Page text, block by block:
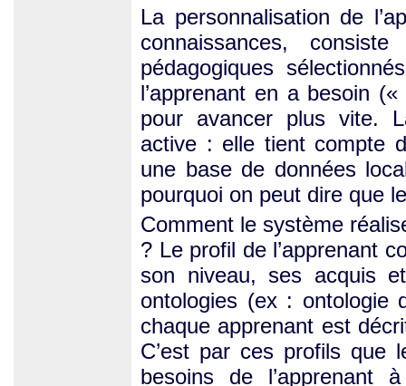
La personnalisation de
connaissances,
pédagogiques
l’apprenant en a besoin
pour avancer plus vite.
active : elle tient compte
une base de données
pourquoi on peut dire que
Comment le système
? Le profil de l’apprenant
son niveau, ses acquis
ontologies (ex : ontologie
chaque apprenant est
C’est par ces profils
besoins de l’apprenant